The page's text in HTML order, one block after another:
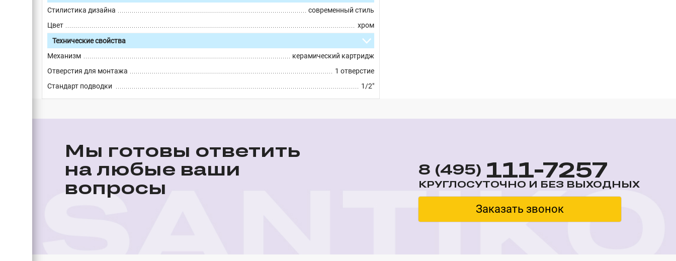
Стилистика дизайна
современный стиль
Цвет
хром
Технические свойства
Механизм
керамический картридж
Отверстия для монтажа
1 отверстие
Стандарт подводки
1/2"
Мы готовы ответить
на любые ваши
вопросы
8 (495) 111-7257
КРУГЛОСУТОЧНО И БЕЗ ВЫХОДНЫХ
Заказать звонок